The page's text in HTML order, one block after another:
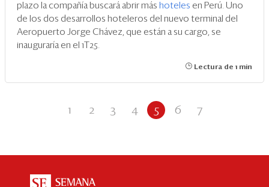
plazo la compañía buscará abrir más hoteles en Perú. Uno
de los dos desarrollos hoteleros del nuevo terminal del
Aeropuerto Jorge Chávez, que están a su cargo, se
inauguraría en el 1T25.
Lectura de 1 min
1 2 3 4 5 6 7